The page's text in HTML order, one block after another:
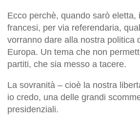
Ecco perchè, quando sarò eletta,
francesi, per via referendaria,
vorranno dare alla nostra politica
Europa. Un tema che non
partiti, che sia messo a tacere.
La sovranità – cioè la nostra
io credo, una delle grandi
presidenziali.